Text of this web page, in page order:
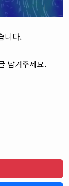
니다.
남겨주세요.